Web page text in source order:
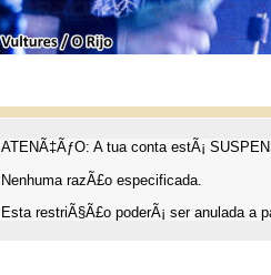
ATENÃ‡ÃƒO: A tua conta estÃ¡
Nenhuma razÃ£o especificada.
Esta restriÃ§Ã£o poderÃ¡ ser anulada a